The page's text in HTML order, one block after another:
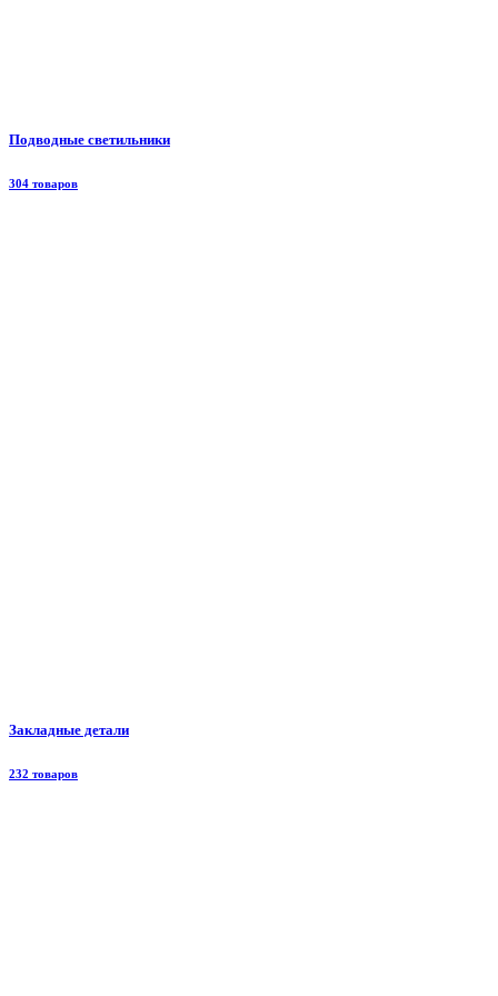
Подводные светильники
304 товаров
Закладные детали
232 товаров